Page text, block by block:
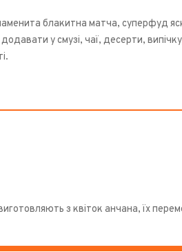
блакитна матча, суперфуд
у смузі, чаї, десерти,
з квіток анчана, їх